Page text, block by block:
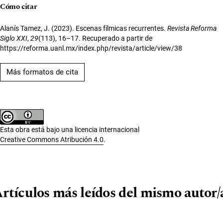
Cómo citar
Alanís Tamez, J. (2023). Escenas fílmicas recurrentes. Revista Reforma
Siglo XXI, 29(113), 16–17. Recuperado a partir de
https://reforma.uanl.mx/index.php/revista/article/view/38
Más formatos de cita
Esta obra está bajo una licencia internacional
Creative Commons Atribución 4.0.
más leídos del mismo